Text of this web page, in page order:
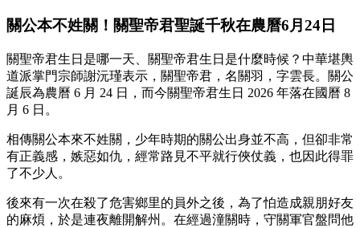
關公本不姓關！關聖帝君聖誕千秋在農曆6月24日
關聖帝君生日是哪一天、關聖帝君生日是什麼時候？中華堪輿
道派掌門宗師謝沅瑾表示，關聖帝君，名關羽，字雲長。關公
誕辰為農曆 6 月 24 日，而今關聖帝君生日 2026 年落在國曆 8
月 6 日。
相傳關公本來不姓關，少年時期的關公出身並不高，但卻非常
有正義感，嫉惡如仇，經常路見不平就行俠仗義，也因此得罪
了不少人。
後來有一次在殺了危害鄉里的員外之後，為了怕造成親朋好友
的麻煩，於是連夜離開解州。在經過潼關時，守關軍官盤問他